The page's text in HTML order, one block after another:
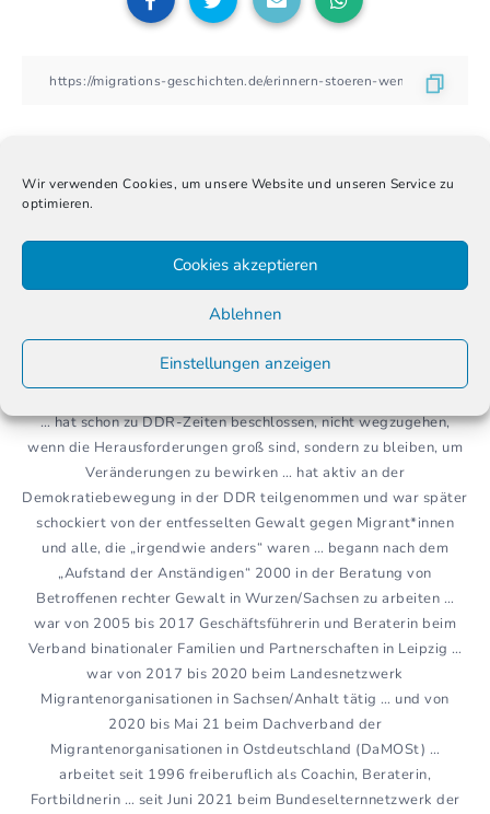
Wir verwenden Cookies, um unsere Website und unseren Service zu
optimieren.
Cookies akzeptieren
Ablehnen
Einstellungen anzeigen
… hat schon zu DDR-Zeiten beschlossen, nicht wegzugehen,
wenn die Herausforderungen groß sind, sondern zu bleiben, um
Veränderungen zu bewirken … hat aktiv an der
Demokratiebewegung in der DDR teilgenommen und war später
schockiert von der entfesselten Gewalt gegen Migrant*innen
und alle, die „irgendwie anders“ waren … begann nach dem
„Aufstand der Anständigen“ 2000 in der Beratung von
Betroffenen rechter Gewalt in Wurzen/Sachsen zu arbeiten …
war von 2005 bis 2017 Geschäftsführerin und Beraterin beim
Verband binationaler Familien und Partnerschaften in Leipzig …
war von 2017 bis 2020 beim Landesnetzwerk
Migrantenorganisationen in Sachsen/Anhalt tätig … und von
2020 bis Mai 21 beim Dachverband der
Migrantenorganisationen in Ostdeutschland (DaMOSt) …
arbeitet seit 1996 freiberuflich als Coachin, Beraterin,
Fortbildnerin … seit Juni 2021 beim Bundeselternnetzwerk der